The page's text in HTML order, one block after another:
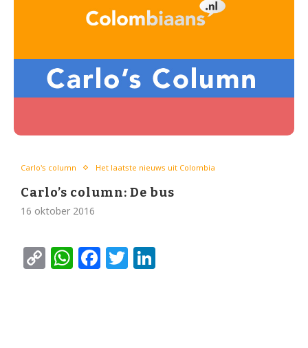
Carlo's column Het laatste nieuws uit Colombia
Carlo’s column: De bus
16 oktober 2016
CopyWhatsApp
Facebook
Twitter